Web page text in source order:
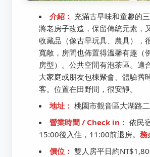
介紹： 充滿古早味和童趣的
將老房子改造，保留傳統元素，
收藏品（像古早玩具、農具），
寬敞，房間也佈置得溫馨有趣（
房型）。公共空間有泡茶區。適
大家庭或朋友包棟聚會、體驗舊
客。位置在田野間，很安靜。
地址： 桃園市觀音區大湖路
營業時間 / Check in： 依民
15:00後入住，11:00前退房。 務
價位： 雙人房平日約